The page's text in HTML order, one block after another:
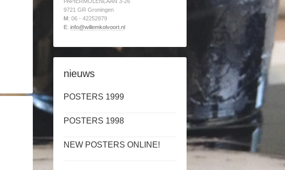
9721 GR Groningen
M: 06 - 42252879
E: info@willemkolvoort.nl
nieuws
POSTERS 1999
POSTERS 1998
NEW POSTERS ONLINE!